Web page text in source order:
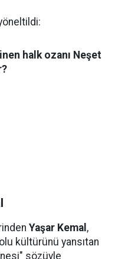
halk ozanı Neşet
Yaşar Kemal ,
kültürünü yansıtan
sözüyle